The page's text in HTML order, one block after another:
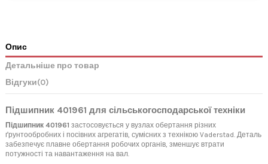
Опис
Детальніше про товар
Відгуки(0)
Підшипник 401961 для сільськогосподарської техніки
Підшипник 401961 застосовується у вузлах обертання різних
ґрунтообробних і посівних агрегатів, сумісних з технікою Vaderstad. Деталь
забезпечує плавне обертання робочих органів, зменшує втрати
потужності та навантаження на вал.